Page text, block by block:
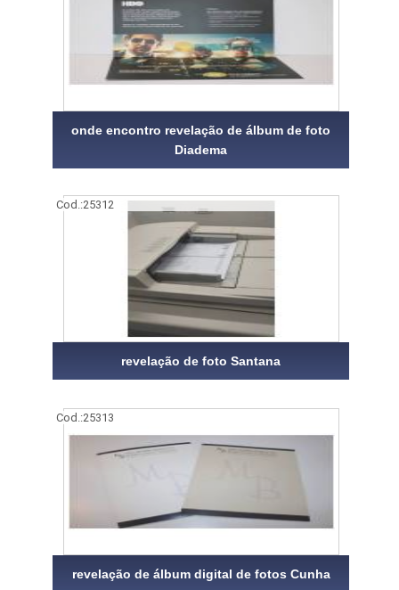
onde encontro revelação de álbum de foto
Diadema
Cod.:25312
revelação de foto Santana
Cod.:25313
revelação de álbum digital de fotos Cunha